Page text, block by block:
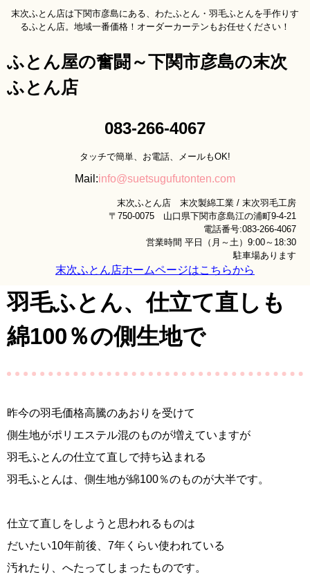
ふとん屋の奮闘～下関市彦島の末次
ふとん店
末次ふとん店は下関市彦島にある、わたふとん・羽毛ふとんを手作りす
るふとん店。地域一番価格！オーダーカーテンもお任せください！
083-266-4067
タッチで簡単、お電話、メールもOK!
Mail:info@suetsugufutonten.com
末次ふとん店 末次製綿工業 / 末次羽毛工房
〒750-0075 山口県下関市彦島江の浦町9-4-21
電話番号:083-266-4067
営業時間 平日（月～土）9:00～18:30
駐車場あります
末次ふとん店ホームページはこちらから
羽毛ふとん、仕立て直しも
綿100％の側生地で
昨今の羽毛価格高騰のあおりを受けて
側生地がポリエステル混のものが増えていますが
羽毛ふとんの仕立て直しで持ち込まれる
羽毛ふとんは、側生地が綿100％のものが大半です。
仕立て直しをしようと思われるものは
だいたい10年前後、7年くらい使われている
汚れたり、へたってしまったものです。